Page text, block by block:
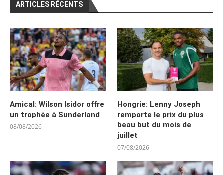
ARTICLES RÉCENTS
Amical: Wilson Isidor offre
un trophée à Sunderland
08/08/2026
Hongrie: Lenny Joseph
remporte le prix du plus
beau but du mois de
juillet
07/08/2026